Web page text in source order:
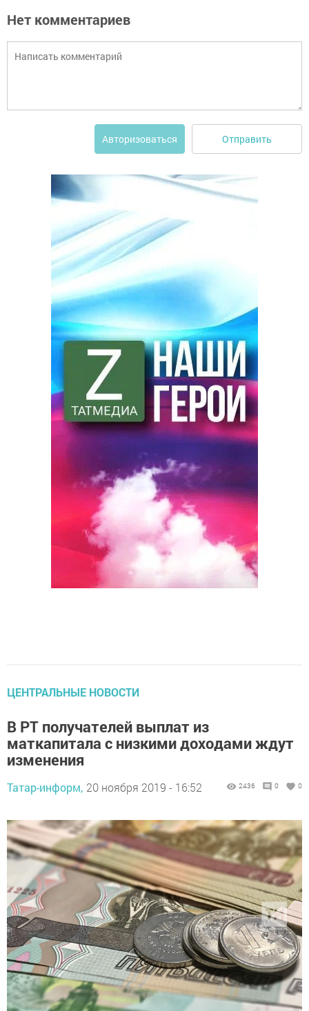
Нет комментариев
Авторизоваться Отправить
ЦЕНТРАЛЬНЫЕ НОВОСТИ
В РТ получателей выплат из
маткапитала с низкими доходами ждут
изменения
Татар-информ, 20 ноября 2019 - 16:52 2436 0 0